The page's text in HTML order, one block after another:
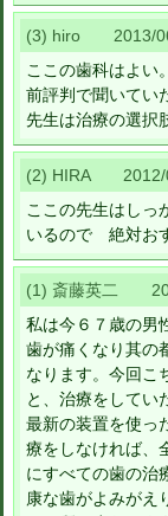
(3) hiro 2013/
ここの歯科はよい。
前評判で聞いてい
先生は治療の選択
(2) HIRA 2012/
ここの先生はし
いるので 絶対お
(1) 斎藤英二
私は今６７歳の男
歯が痛くなり其の
なります。今回こ
と、治療をしてい
最新の装置を使っ
療をしなければ、
にすべての歯の治
康な歯がよみがえ